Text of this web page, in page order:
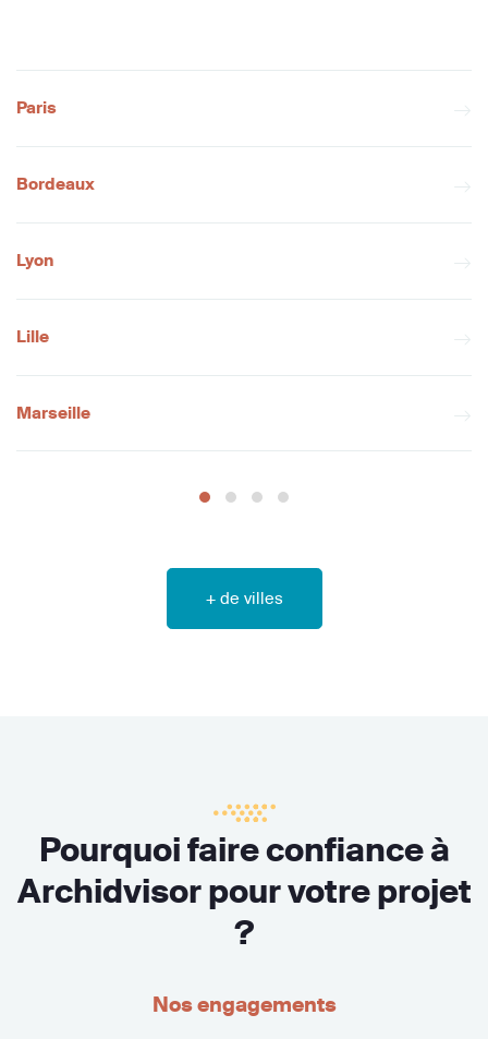
Paris
Bordeaux
Lyon
Lille
Marseille
+ de villes
Pourquoi faire confiance à
Archidvisor pour votre projet
?
Nos engagements